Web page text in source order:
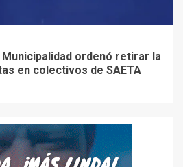
Municipalidad ordenó retirar la
en colectivos de SAETA